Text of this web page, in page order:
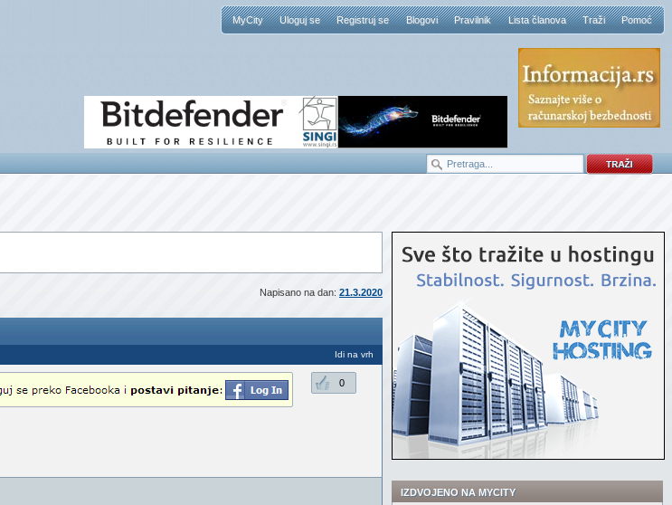
MyCity Uloguj se Registruj se Blogovi Pravilnik Lista članova Traži Pomoć
Napisano na dan: 21.3.2020
Idi na vrh
0
IZDVOJENO NA MYCITY